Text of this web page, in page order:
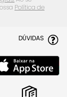
Política de
DÚVIDAS